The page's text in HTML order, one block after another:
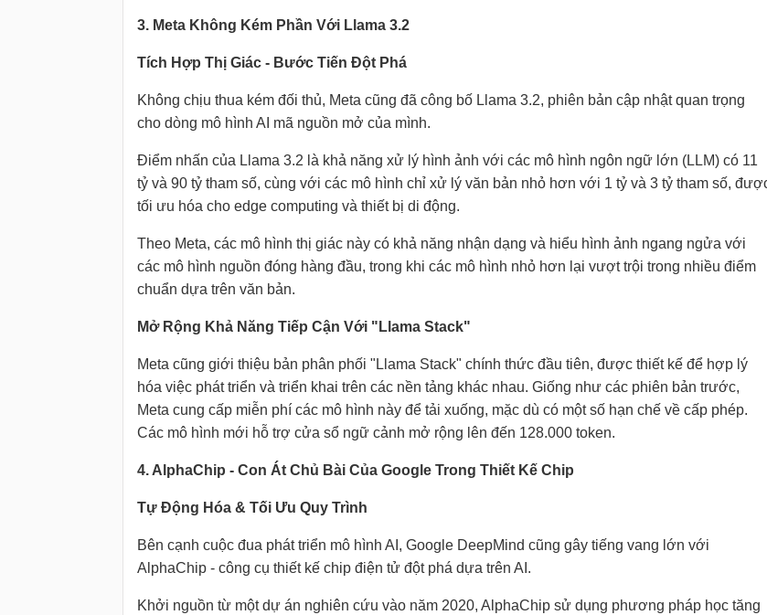
3. Meta Không Kém Phần Với Llama 3.2
Tích Hợp Thị Giác - Bước Tiến Đột Phá
Không chịu thua kém đối thủ, Meta cũng đã công bố Llama 3.2, phiên bản cập nhật quan trọng
cho dòng mô hình AI mã nguồn mở của mình.
Điểm nhấn của Llama 3.2 là khả năng xử lý hình ảnh với các mô hình ngôn ngữ lớn (LLM) có 11
tỷ và 90 tỷ tham số, cùng với các mô hình chỉ xử lý văn bản nhỏ hơn với 1 tỷ và 3 tỷ tham số,
tối ưu hóa cho edge computing và thiết bị di động.
Theo Meta, các mô hình thị giác này có khả năng nhận dạng và hiểu hình ảnh ngang ngửa với
các mô hình nguồn đóng hàng đầu, trong khi các mô hình nhỏ hơn lại vượt trội trong nhiều điểm
chuẩn dựa trên văn bản.
Mở Rộng Khả Năng Tiếp Cận Với "Llama Stack"
Meta cũng giới thiệu bản phân phối "Llama Stack" chính thức đầu tiên, được thiết kế để hợp lý
hóa việc phát triển và triển khai trên các nền tảng khác nhau. Giống như các phiên bản trước,
Meta cung cấp miễn phí các mô hình này để tải xuống, mặc dù có một số hạn chế về cấp phép.
Các mô hình mới hỗ trợ cửa sổ ngữ cảnh mở rộng lên đến 128.000 token.
4. AlphaChip - Con Át Chủ Bài Của Google Trong Thiết Kế Chip
Tự Động Hóa & Tối Ưu Quy Trình
Bên cạnh cuộc đua phát triển mô hình AI, Google DeepMind cũng gây tiếng vang lớn với
AlphaChip - công cụ thiết kế chip điện tử đột phá dựa trên AI.
Khởi nguồn từ một dự án nghiên cứu vào năm 2020, AlphaChip sử dụng phương pháp học tăng